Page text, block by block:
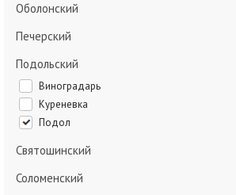
Оболонский
Печерский
Подольский
Виноградарь
Куреневка
Подол
Святошинский
Соломенский